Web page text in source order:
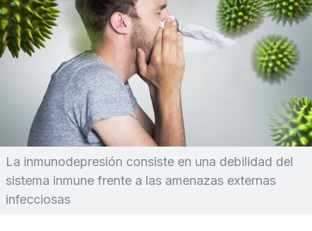
La inmunodepresión consiste en una debilidad del
sistema inmune frente a las amenazas externas
infecciosas